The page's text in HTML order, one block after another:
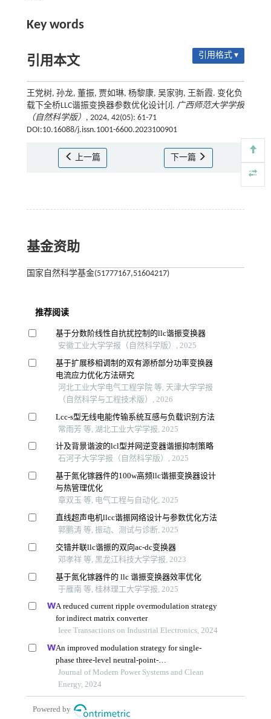
Key words
引用本文 引用格式 ▾
王党树, 孙龙, 董振, 贾如琳, 杨黎康, 吴家驹, 王新霞. 变化负
载下全桥LLC谐振变换器参数优化设计[J]. 广西师范大学学报
（自然科学版） , 2024, 42(05): 61-71
DOI:10.16088/j.issn.1001-6600.2023100901
上一篇 下一篇
基金资助
国家自然科学基金(51777167,51604217)